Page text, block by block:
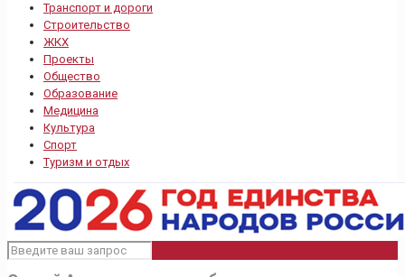
Транспорт и дороги
Строительство
ЖКХ
Проекты
Общество
Образование
Медицина
Культура
Спорт
Туризм и отдых